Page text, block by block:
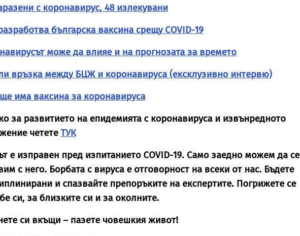
с коронавирус, 48 излекувани
българска ваксина срещу COVID-19
може да влияе и на прогнозата за времето
връзка между БЦЖ и коронавируса (ексклузивно интервю)
има ваксина за коронавируса
за развитието на епидемията с коронавируса и извънредното
чететеТУК
е изправен пред изпитанието COVID-19. Само заедно можем да се
с него. Борбата с вируса е отговорност на всеки от нас. Бъдете
и спазвайте препоръките на експертите. Погрижете се
си, за близките си и за околните.
си вкъщи – пазете човешкия живот!